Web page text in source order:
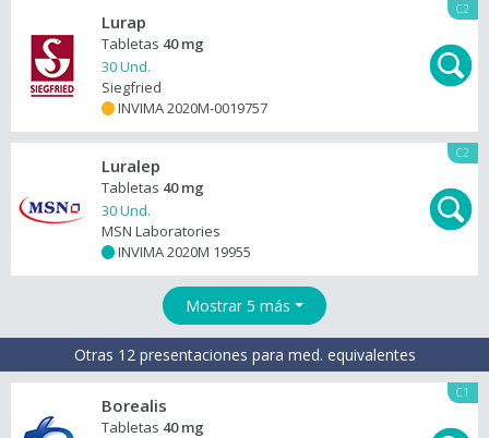
C2
Lurap
Tabletas 40 mg
30 Und.
Siegfried
INVIMA 2020M-0019757
C2
Luralep
Tabletas 40 mg
30 Und.
MSN Laboratories
INVIMA 2020M 19955
Mostrar 5 más
Otras 12 presentaciones para med. equivalentes
C1
Borealis
Tabletas 40 mg